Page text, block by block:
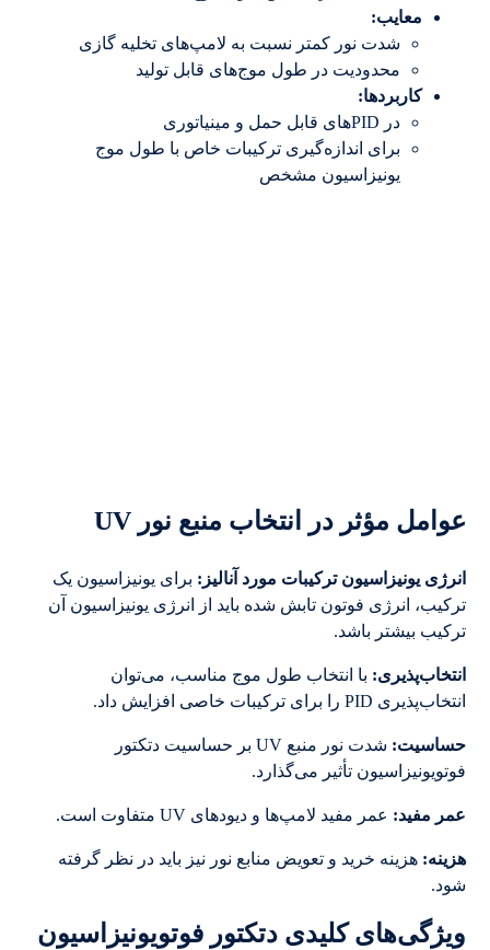
معایب:
شدت نور کمتر نسبت به لامپ‌های تخلیه گازی
محدودیت در طول موج‌های قابل تولید
کاربردها:
در PIDهای قابل حمل و مینیاتوری
برای اندازه‌گیری ترکیبات خاص با طول موج
یونیزاسیون مشخص
عوامل مؤثر در انتخاب منبع نور UV
انرژی یونیزاسیون ترکیبات مورد آنالیز : برای یونیزاسیون یک
ترکیب، انرژی فوتون تابش شده باید از انرژی یونیزاسیون آن
ترکیب بیشتر باشد.
انتخاب‌پذیری: با انتخاب طول موج مناسب، می‌توان
انتخاب‌پذیری PID را برای ترکیبات خاصی افزایش داد.
حساسیت:
شدت نور منبع UV بر حساسیت دتکتور
فوتویونیزاسیون تأثیر می‌گذارد.
عمر مفید: عمر مفید لامپ‌ها و دیودهای UV متفاوت است.
هزینه: هزینه خرید و تعویض منابع نور نیز باید در نظر گرفته
شود.
ویژگی‌های کلیدی دتکتور فوتویونیزاسیون